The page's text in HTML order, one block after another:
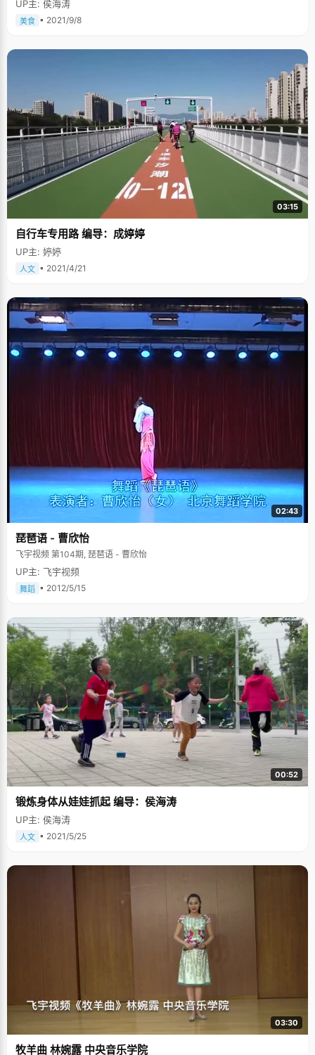
UP主: 侯海涛
美食 • 2021/9/8
03:15
自行车专用路 编导：成婷婷
UP主: 婷婷
人文 • 2021/4/21
02:43
琵琶语 - 曹欣怡
飞宇视频 第104期, 琵琶语 - 曹欣怡
UP主: 飞宇视频
舞蹈 • 2012/5/15
00:52
锻炼身体从娃娃抓起 编导：侯海涛
UP主: 侯海涛
人文 • 2021/5/25
03:30
牧羊曲 林婉露 中央音乐学院